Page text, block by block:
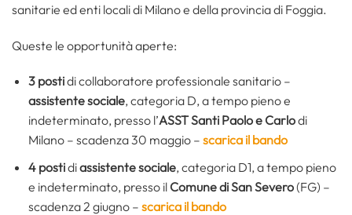
sanitarie ed enti locali di Milano e della provincia di Foggia.
Queste le opportunità aperte:
3 postidi collaboratore professionale sanitario –
assistente sociale, categoria D, a tempo pieno e
indeterminato, presso l’ASST Santi Paolo e Carlodi
Milano – scadenza 30 maggio – scarica il bando
4 postidiassistente sociale, categoria D1, a tempo pieno
e indeterminato, presso il Comune di San Severo(FG) –
scadenza 2 giugno – scarica il bando